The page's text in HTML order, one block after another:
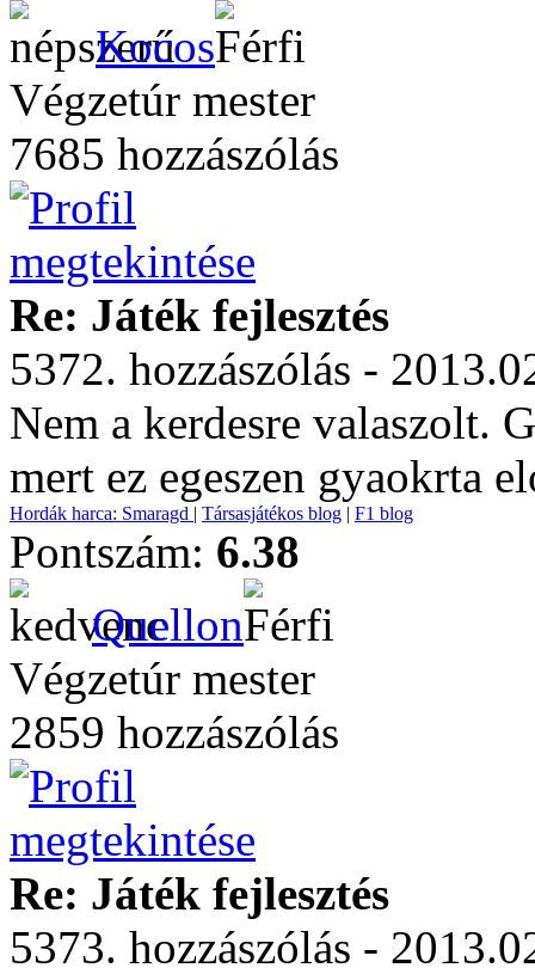
Kocos
Végzetúr mester
7685 hozzászólás
Re: Játék fejlesztés
5372. hozzászólás -
Nem a kerdesre valaszolt.
mert ez egeszen gyaokrta
Hordák harca: Smaragd | Társasjátékos blog | F1 blog
Pontszám: 6.38
Quellon
Végzetúr mester
2859 hozzászólás
Re: Játék fejlesztés
5373. hozzászólás -